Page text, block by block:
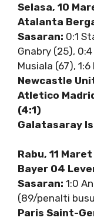
Selasa, 10
Atalanta
Sasaran: 0:1
Gnabry (25),
Musiala (67),
Newcastle
Atletico
(4:1)
Galatasaray
Rabu, 11
Bayer 04
Sasaran: 1:0
(89/penalti
Paris Saint-